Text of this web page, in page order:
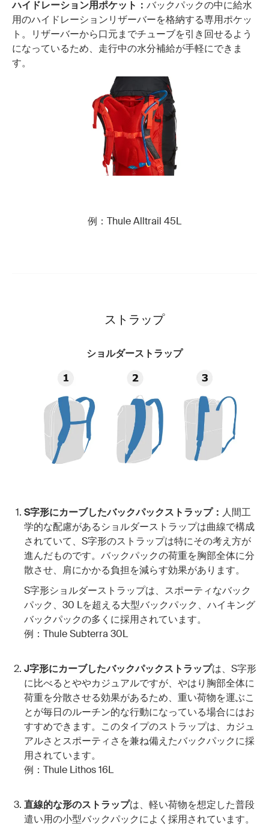
ハイドレーション用ポケット： バックパックの中に給水
用のハイドレーションリザーバーを格納する専用ポケッ
ト。リザーバーから口元までチューブを引き回せるよう
になっているため、走行中の水分補給が手軽にできま
す。
例：Thule Alltrail 45L
ストラップ
ショルダーストラップ
S字形にカーブしたバックパックストラップ： 人間工
学的な配慮があるショルダーストラップは曲線で構成
されていて、S字形のストラップは特にその考え方が
進んだものです。バックパックの荷重を胸部全体に分
散させ、肩にかかる負担を減らす効果があります。
S字形ショルダーストラップは、スポーティなバック
パック、30 Lを超える大型バックパック、ハイキング
バックパックの多くに採用されています。
例：Thule Subterra 30L
J字形にカーブしたバックパックストラップは、S字形
に比べるとややカジュアルですが、やはり胸部全体に
荷重を分散させる効果があるため、重い荷物を運ぶこ
とが毎日のルーチン的な行動になっている場合にはお
すすめできます。このタイプのストラップは、カジュ
アルさとスポーティさを兼ね備えたバックパックに採
用されています。
例：Thule Lithos 16L
直線的な形のストラップは、軽い荷物を想定した普段
遣い用の小型バックパックによく採用されています。